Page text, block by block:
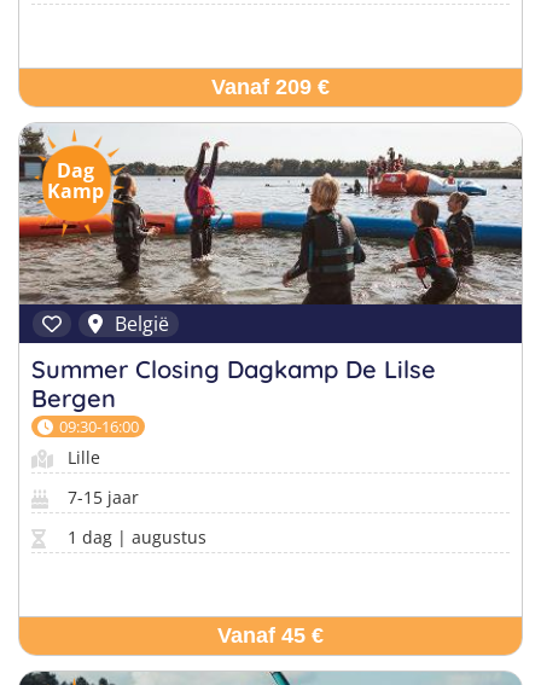
Vanaf 209 €
Dag
Kamp
België
Summer Closing Dagkamp De Lilse
Bergen
09:30-16:00
Lille
7-15 jaar
1 dag | augustus
Vanaf 45 €